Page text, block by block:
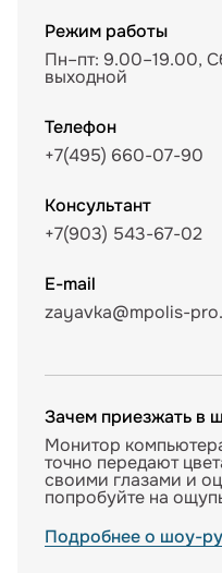
Режим работы
Пн–пт: 9.00–19.00,
выходной
Телефон
+7(495) 660-07-90
Консультант
+7(903) 543-67-02
E-mail
zayavka@mpolis-
Зачем приезжать в
Монитор
точно передают
своими глазами и
попробуйте на
Подробнее о шоу-